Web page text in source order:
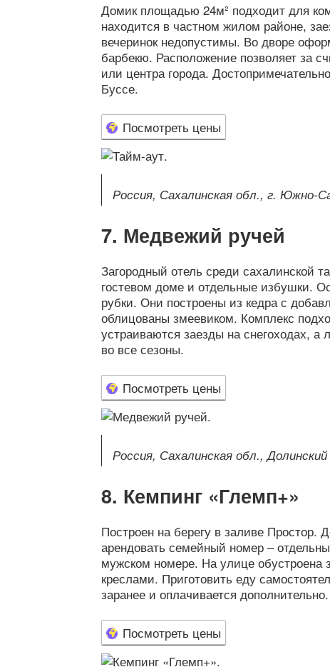
Домик площадью 24м² подходит для
находится в частном жилом районе,
вечеринок недопустимы. Во дворе
барбекю. Расположение позволяет за
или центра города.
Буссе.
Посмотреть цены
Россия, Сахалинская обл., г. Южно-
Медвежий ручей
Загородный отель среди сахалинской
гостевом доме и отдельные избушки.
рубки. Они построены из кедра с
облицованы змеевиком. Комплекс
устраиваются заезды на снегоходах, а
во все сезоны.
Посмотреть цены
Россия, Сахалинская обл.,
Кемпинг «Глемп+»
Построен на берегу в заливе
арендовать семейный номер –
мужском номере. На улице
креслами. Приготовить еду
заранее и оплачивается
Посмотреть цены